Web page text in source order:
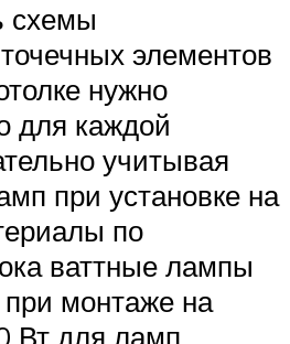
схемы
элементов
нужно
для каждой
учитывая
при установке на
по
ваттные лампы
монтаже на
Вт для ламп